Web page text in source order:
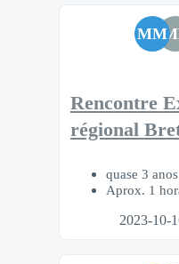
MM
Rencontre
régional
quase 3
Aprox. 1
2023-10-